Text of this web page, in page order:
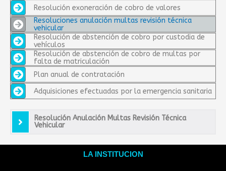
Resolución exoneración de cobro de valores
Resoluciones anulación multas revisión técnica
vehicular
Resolución de abstención de cobro por custodia de
vehículos
Resolución de abstención de cobro de multas por
falta de matriculación
Plan anual de contratación
Adquisiciones efectuadas por la emergencia sanitaria
Resolución Anulación Multas Revisión Técnica
Vehicular
LA INSTITUCION